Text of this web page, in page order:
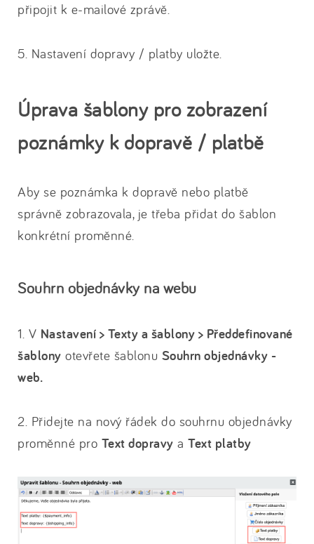
připojit k e-mailové zprávě.
5. Nastavení dopravy / platby uložte.
Úprava šablony pro zobrazení
poznámky k dopravě / platbě
Aby se poznámka k dopravě nebo platbě
správně zobrazovala, je třeba přidat do šablon
konkrétní proměnné.
Souhrn objednávky na webu
1. V Nastavení > Texty a šablony > Předdefinované
šablony otevřete šablonu Souhrn objednávky -
web.
2. Přidejte na nový řádek do souhrnu objednávky
proměnné pro Text dopravy a Text platby